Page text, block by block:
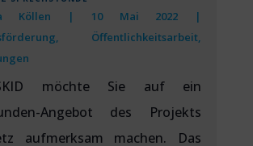
Köllen | 10 Mai 2022 |
, Öffentlichkeitsarbeit,
möchte Sie auf ein
Angebot des Projekts
aufmerksam machen. Das